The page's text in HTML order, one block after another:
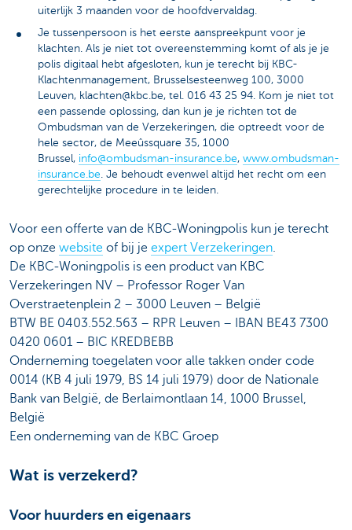
uiterlijk 3 maanden voor de hoofdvervaldag.
Je tussenpersoon is het eerste aanspreekpunt voor je
klachten. Als je niet tot overeenstemming komt of als je je
polis digitaal hebt afgesloten, kun je terecht bij KBC-
Klachtenmanagement, Brusselsesteenweg 100, 3000
Leuven, klachten@kbc.be, tel. 016 43 25 94. Kom je niet tot
een passende oplossing, dan kun je je richten tot de
Ombudsman van de Verzekeringen, die optreedt voor de
hele sector, de Meeûssquare 35, 1000
Brussel, info@ombudsman-insurance.be, www.ombudsman-
insurance.be. Je behoudt evenwel altijd het recht om een
gerechtelijke procedure in te leiden.
Voor een offerte van de KBC-Woningpolis kun je terecht
op onze website of bij je expert Verzekeringen
De KBC-Woningpolis is een product van KBC
Verzekeringen NV – Professor Roger Van
Overstraetenplein 2 – 3000 Leuven – België
BTW BE 0403.552.563 – RPR Leuven – IBAN BE43 7300
0420 0601 – BIC KREDBEBB
Onderneming toegelaten voor alle takken onder code
0014 (KB 4 juli 1979, BS 14 juli 1979) door de Nationale
Bank van België, de Berlaimontlaan 14, 1000 Brussel,
België
Een onderneming van de KBC Groep
Wat is verzekerd?
Voor huurders en eigenaars